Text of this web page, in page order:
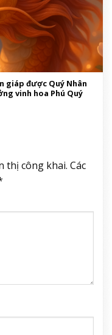
giáp được Quý Nhân
vinh hoa Phú Quý
thị công khai. Các